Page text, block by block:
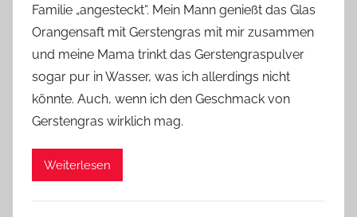
e
Familie „angesteckt“. Mein Mann genießt das Glas
Orangensaft mit Gerstengras mit mir zusammen
und meine Mama trinkt das Gerstengraspulver
sogar pur in Wasser, was ich allerdings nicht
könnte. Auch, wenn ich den Geschmack von
Gerstengras wirklich mag.
Weiterlesen